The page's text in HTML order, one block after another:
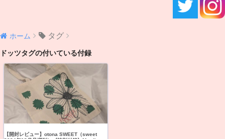
ホーム タグ
ドッツタグの付いている付録
【開封レビュー】otona SWEET（sweet